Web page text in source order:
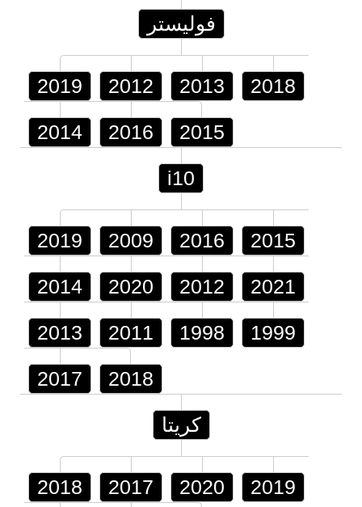
فوليستر
2019 2012 2013 2018
2014 2016 2015
i10
2019 2009 2016 2015
2014 2020 2012 2021
2013 2011 1998 1999
2017 2018
كريتا
2018 2017 2020 2019